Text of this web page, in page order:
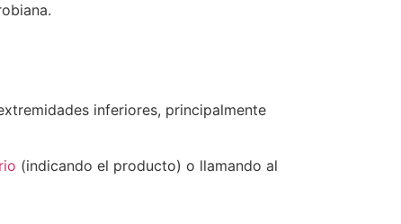
inferiores, principalmente
(indicando el producto) o llamando al